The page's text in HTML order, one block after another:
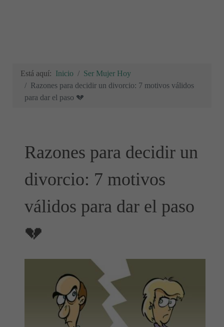
Está aquí: Inicio
Ser Mujer Hoy
Razones para decidir un divorcio: 7 motivos válidos
para dar el paso 💔
Razones para decidir un
divorcio: 7 motivos
válidos para dar el paso
💔